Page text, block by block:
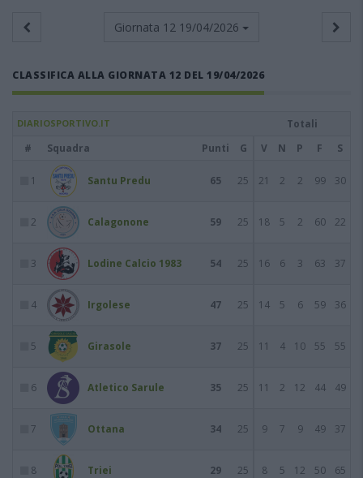
Giornata 12 19/04/2026
CLASSIFICA ALLA GIORNATA 12 DEL 19/04/2026
DIARIOSPORTIVO.IT
Totali
#
Squadra Punti G V N P F S
1 Santu Predu 65 25 21 2 2 99 30
2 Calagonone 59 25 18 5 2 60 22
3 Lodine Calcio 1983 54 25 16 6 3 63 37
4 Irgolese 47 25 14 5 6 59 36
5 Girasole 37 25 11 4 10 55 55
6 Atletico Sarule 35 25 11 2 12 44 49
7 Ottana 34 25 9 7 9 49 37
8 Triei 29 25 8 5 12 50 65